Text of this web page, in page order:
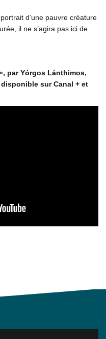
d’une pauvre créature
il ne s’agira pas ici de
par Yórgos Lánthimos,
sur Canal + et